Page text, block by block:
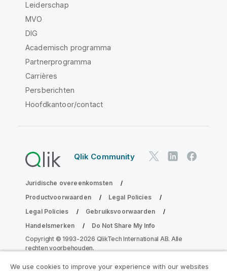
Leiderschap
MVO
DIG
Academisch programma
Partnerprogramma
Carrières
Persberichten
Hoofdkantoor/contact
Qlik Community
Juridische overeenkomsten
Productvoorwaarden
Legal Policies
Legal Policies
Gebruiksvoorwaarden
Handelsmerken
Do Not Share My Info
Copyright © 1993-2026 QlikTech International AB. Alle
rechten voorbehouden.
We use cookies to improve your experience with our websites